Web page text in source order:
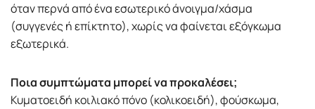
όταν περνά από ένα εσωτερικό άνοιγμα/χάσμα
(συγγενές ή επίκτητο), χωρίς να φαίνεται εξόγκωμα
εξωτερικά.
Ποια συμπτώματα μπορεί να προκαλέσει;
Κυματοειδή κοιλιακό πόνο (κολικοειδή), φούσκωμα,